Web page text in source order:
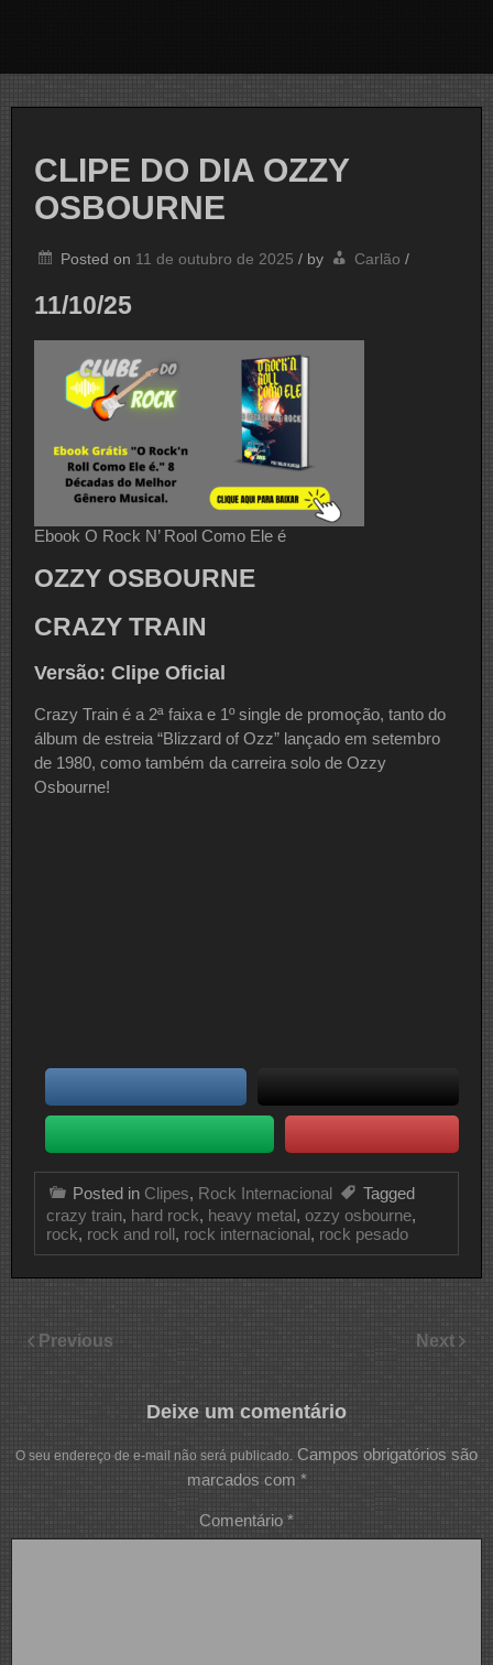
CLIPE DO DIA OZZY
OSBOURNE
Posted on 11 de outubro de 2025 / by Carlão /
11/10/25
Ebook O Rock N’ Rool Como Ele é
OZZY OSBOURNE
CRAZY TRAIN
Versão: Clipe Oficial
Crazy Train é a 2ª faixa e 1º single de promoção, tanto do
álbum de estreia “Blizzard of Ozz” lançado em setembro
de 1980, como também da carreira solo de Ozzy
Osbourne!
Posted in Clipes, Rock Internacional
Tagged
crazy train, hard rock, heavy metal, ozzy osbourne,
rock, rock and roll, rock internacional, rock pesado
Previous Next
Deixe um comentário
O seu endereço de e-mail não será publicado. Campos obrigatórios são
marcados com *
Comentário *